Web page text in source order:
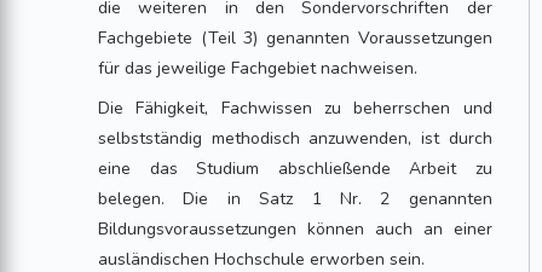
die weiteren in den Sondervorschriften der
Fachgebiete (Teil 3) genannten Voraussetzungen
für das jeweilige Fachgebiet nachweisen.
Die Fähigkeit, Fachwissen zu beherrschen und
selbstständig methodisch anzuwenden, ist durch
eine das Studium abschließende Arbeit zu
belegen. Die in Satz 1 Nr. 2 genannten
Bildungsvoraussetzungen können auch an einer
ausländischen Hochschule erworben sein.